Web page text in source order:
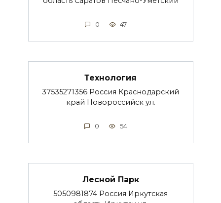
0 47
Технология
37535271356 Россия Краснодарский
край Новороссийск ул.
0 54
Лесной Парк
5050981874 Россия Иркутская